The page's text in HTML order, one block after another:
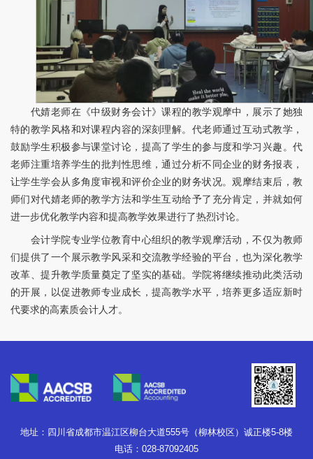
代婧老师在《中级财务会计》课程的教学观摩中，展示了她独
特的教学风格和对课程内容的深刻理解。代老师通过互动式教学，
鼓励学生积极参与课堂讨论，提高了学生的参与度和学习兴趣。代
老师注重培养学生的批判性思维，通过分析不同企业的财务报表，
让学生学会从多角度审视和评价企业的财务状况。观摩结束后，教
师们对代婧老师的教学方法和学生互动给予了充分肯定，并就如何
进一步优化教学内容和提高教学效果进行了热烈讨论。
会计学院专业学位教育中心组织的教学观摩活动，不仅为教师
们提供了一个展示教学风采和交流教学经验的平台，也为深化教学
改革、提升教学质量奠定了坚实的基础。学院将继续推动此类活动
的开展，以促进教师专业成长，提高教学水平，培养更多适应新时
代要求的高素质会计人才。
地址：四川省成都市温江区柳台大道555号（柳林校区）诚正楼5-8楼
电话：028-87092405